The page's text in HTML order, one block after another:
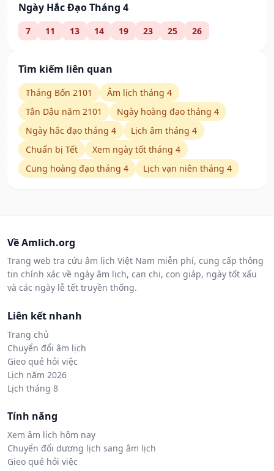
Ngày Hắc Đạo Tháng 4
7 11 13 14 19 23 25 26
Tìm kiếm liên quan
Tháng Bốn 2101
Âm lịch tháng 4
Tân Dậu năm 2101
Ngày hoàng đạo tháng 4
Ngày hắc đạo tháng 4
Lịch âm tháng 4
Chuẩn bị Tết
Xem ngày tốt tháng 4
Cung hoàng đạo tháng 4
Lịch vạn niên tháng 4
Về Amlich.org
Trang web tra cứu âm lịch Việt Nam miễn phí, cung cấp thông
tin chính xác về ngày âm lịch, can chi, con giáp, ngày tốt xấu
và các ngày lễ tết truyền thống.
Liên kết nhanh
Trang chủ
Chuyển đổi âm lịch
Gieo quẻ hỏi việc
Lịch năm 2026
Lịch tháng 8
Tính năng
Xem âm lịch hôm nay
Chuyển đổi dương lịch sang âm lịch
Gieo quẻ hỏi việc